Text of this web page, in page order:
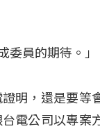
委員的期待。」
明，還是要等
電公司以專案